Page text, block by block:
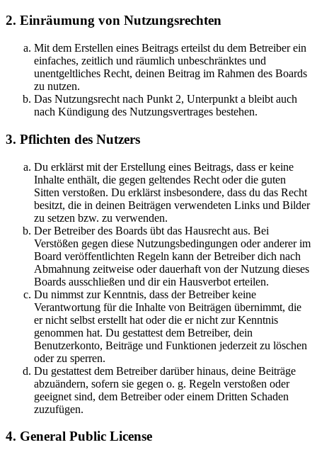
2. Einräumung von Nutzungsrechten
Mit dem Erstellen eines Beitrags erteilst du dem Betreiber ein
einfaches, zeitlich und räumlich unbeschränktes und
unentgeltliches Recht, deinen Beitrag im Rahmen des Boards
zu nutzen.
Das Nutzungsrecht nach Punkt 2, Unterpunkt a bleibt auch
nach Kündigung des Nutzungsvertrages bestehen.
3. Pflichten des Nutzers
Du erklärst mit der Erstellung eines Beitrags, dass er keine
Inhalte enthält, die gegen geltendes Recht oder die guten
Sitten verstoßen. Du erklärst insbesondere, dass du das Recht
besitzt, die in deinen Beiträgen verwendeten Links und Bilder
zu setzen bzw. zu verwenden.
Der Betreiber des Boards übt das Hausrecht aus. Bei
Verstößen gegen diese Nutzungsbedingungen oder anderer im
Board veröffentlichten Regeln kann der Betreiber dich nach
Abmahnung zeitweise oder dauerhaft von der Nutzung dieses
Boards ausschließen und dir ein Hausverbot erteilen.
Du nimmst zur Kenntnis, dass der Betreiber keine
Verantwortung für die Inhalte von Beiträgen übernimmt, die
er nicht selbst erstellt hat oder die er nicht zur Kenntnis
genommen hat. Du gestattest dem Betreiber, dein
Benutzerkonto, Beiträge und Funktionen jederzeit zu löschen
oder zu sperren.
Du gestattest dem Betreiber darüber hinaus, deine Beiträge
abzuändern, sofern sie gegen o. g. Regeln verstoßen oder
geeignet sind, dem Betreiber oder einem Dritten Schaden
zuzufügen.
4. General Public License